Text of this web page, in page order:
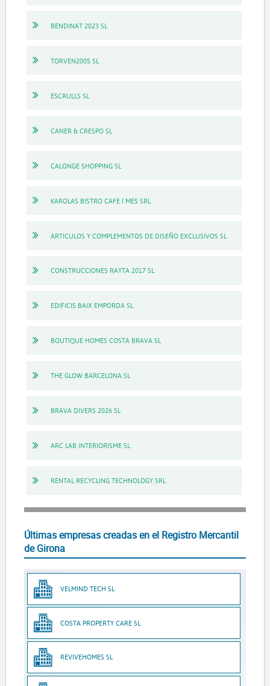
BENDINAT 2023 SL
TORVEN2005 SL
ESCRULLS SL
CANER & CRESPO SL
CALONGE SHOPPING SL
KAROLAS BISTRO CAFE I MES SRL
ARTICULOS Y COMPLEMENTOS DE DISEÑO EXCLUSIVOS SL
CONSTRUCCIONES RAYTA 2017 SL
EDIFICIS BAIX EMPORDA SL
BOUTIQUE HOMES COSTA BRAVA SL
THE GLOW BARCELONA SL
BRAVA DIVERS 2026 SL
ARC LAB INTERIORISME SL
RENTAL RECYCLING TECHNOLOGY SRL
Últimas empresas creadas en el Registro Mercantil
de Girona
VELMIND TECH SL
COSTA PROPERTY CARE SL
REVIVEHOMES SL